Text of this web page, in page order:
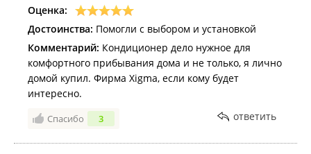
Оценка:
Достоинства: Помогли с выбором и установкой
Комментарий: Кондиционер дело нужное для
комфортного прибывания дома и не только, я лично
домой купил. Фирма Xigma, если кому будет
интересно.
Спасибо 3 ответить